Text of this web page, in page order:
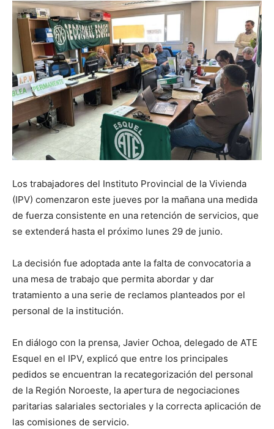
Los trabajadores del Instituto Provincial de la Vivienda
(IPV) comenzaron este jueves por la mañana una medida
de fuerza consistente en una retención de servicios, que
se extenderá hasta el próximo lunes 29 de junio.
La decisión fue adoptada ante la falta de convocatoria a
una mesa de trabajo que permita abordar y dar
tratamiento a una serie de reclamos planteados por el
personal de la institución.
En diálogo con la prensa, Javier Ochoa, delegado de ATE
Esquel en el IPV, explicó que entre los principales
pedidos se encuentran la recategorización del personal
de la Región Noroeste, la apertura de negociaciones
paritarias salariales sectoriales y la correcta aplicación de
las comisiones de servicio.